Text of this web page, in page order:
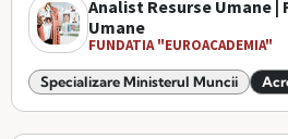
Analist Resurse Umane |
Umane
FUNDATIA "EUROACADEMIA"
Specializare Ministerul Muncii